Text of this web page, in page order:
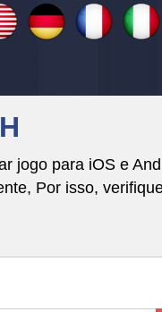
jogo para iOS e
Por isso,